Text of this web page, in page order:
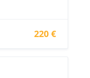
220 €